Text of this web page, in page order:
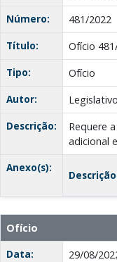
Número:
481/2022
Título:
Ofício
Tipo:
Ofício
Autor:
Descrição:
Requere
adicional
Anexo(s):
Ofício
Data:
29/08/